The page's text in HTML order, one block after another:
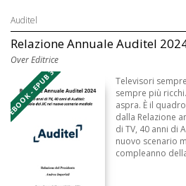
Auditel
Relazione Annuale Auditel
Over Editrice
EBOOK - EPUB 3
Televisori
sempre più
aspra. È il
dalla Relazione
di TV, 40 anni di
nuovo scenario
compleanno